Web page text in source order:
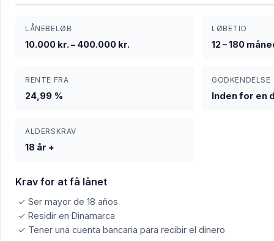
LÅNEBELØB
10.000 kr. – 400.000 kr.
LØBETID
12 – 180
RENTE FRA
24,99 %
GODKENDELSE
Inden for en
ALDERSKRAV
18 år +
Krav for at få lånet
✓ Ser mayor de 18 años
✓ Residir en Dinamarca
✓ Tener una cuenta bancaria para recibir el dinero